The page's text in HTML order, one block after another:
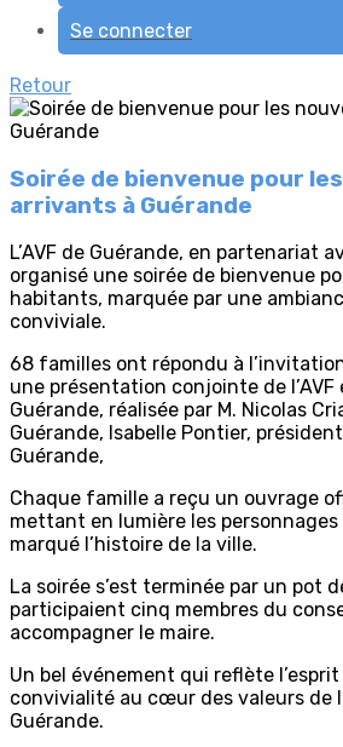
Se connecter
Retour
Soirée de bienvenue pour
arrivants à Guérande
L’AVF de Guérande, en partenariat
organisé une soirée de bienvenue
habitants, marquée par une
conviviale.
68 familles ont répondu à
une présentation conjointe de l’AVF
Guérande, réalisée par M. Nicolas
Guérande, Isabelle Pontier,
Guérande,
Chaque famille a reçu un ouvrage
mettant en lumière les
marqué l’histoire de la ville.
La soirée s’est terminée par un pot
participaient cinq membres du
accompagner le maire.
Un bel événement qui reflète
convivialité au cœur des valeurs de
Guérande.